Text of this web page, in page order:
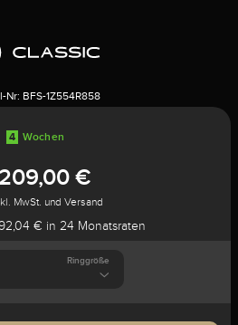
Nr: BFS-1Z554R858
4 Wochen
€
MwSt. und Versand
€ in 24 Monatsraten
Ringgröße